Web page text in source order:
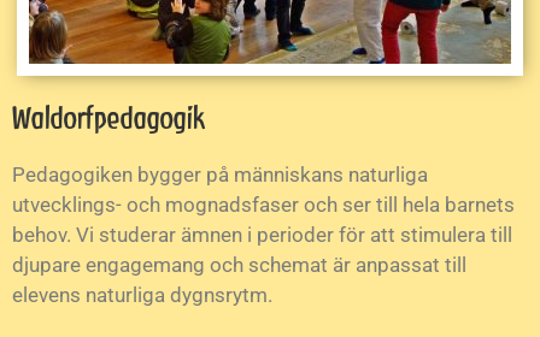
Waldorfpedagogik
Pedagogiken bygger på människans naturliga
utvecklings- och mognadsfaser och ser till hela barnets
behov. Vi studerar ämnen i perioder för att stimulera till
djupare engagemang och schemat är anpassat till
elevens naturliga dygnsrytm.